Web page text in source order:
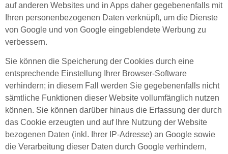
auf anderen Websites und in Apps daher gegebenenfalls mit
Ihren personenbezogenen Daten verknüpft, um die Dienste
von Google und von Google eingeblendete Werbung zu
verbessern.
Sie können die Speicherung der Cookies durch eine
entsprechende Einstellung Ihrer Browser-Software
verhindern; in diesem Fall werden Sie gegebenenfalls nicht
sämtliche Funktionen dieser Website vollumfänglich nutzen
können. Sie können darüber hinaus die Erfassung der durch
das Cookie erzeugten und auf Ihre Nutzung der Website
bezogenen Daten (inkl. Ihrer IP-Adresse) an Google sowie
die Verarbeitung dieser Daten durch Google verhindern,